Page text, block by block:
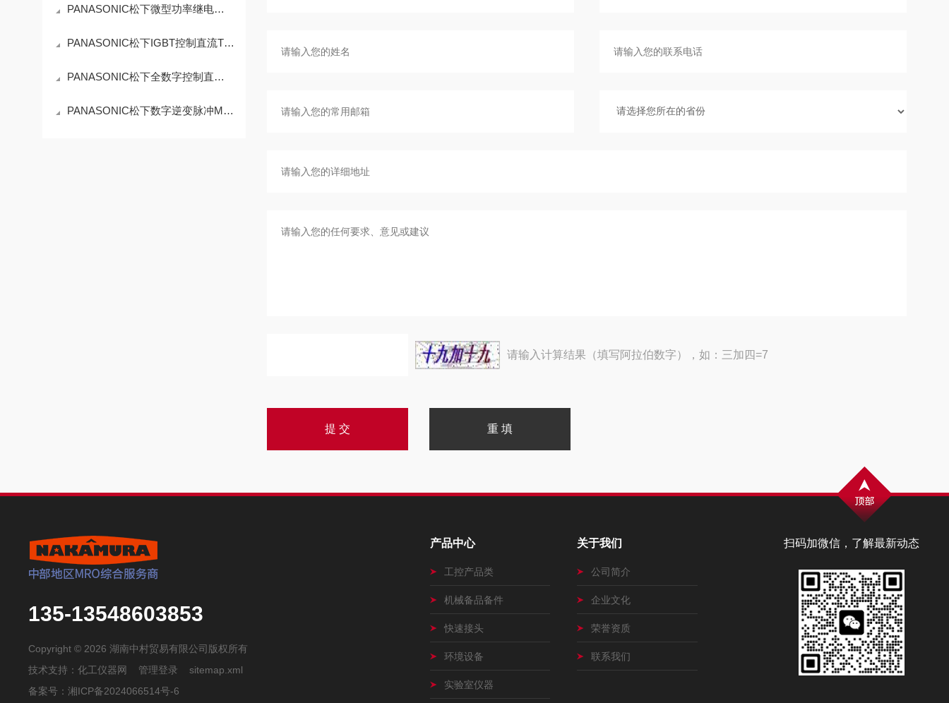
PANASONIC松下微型功率继电器JSC3-M3AK｜精密稳定+高效适配，工业级继电器
PANASONIC松下IGBT控制直流TIG焊机技术参数
PANASONIC松下全数字控制直流TIG焊机YC-200BL3工作原理
PANASONIC松下数字逆变脉冲MIG/MAG焊机YD-350FT3特点
请输入计算结果（填写阿拉伯数字），如：三加四=7
扫码加微信，了解最新动态
135-13548603853
Copyright © 2026 湖南中村贸易有限公司版权所有
技术支持：化工仪器网 管理登录
sitemap.xml
备案号：湘ICP备2024066514号-6
产品中心
工控产品类
机械备品备件
快速接头
环境设备
实验室仪器
关于我们
公司简介
企业文化
荣誉资质
联系我们